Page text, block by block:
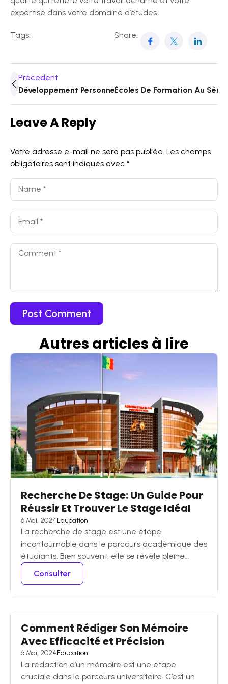
expertise dans votre domaine d’études.
Tags: Share:
Précédent
Développement Personnel Des Étudiants
Écoles De Formation Au
Leave A Reply
Votre adresse e-mail ne sera pas publiée. Les champs
obligatoires sont indiqués avec *
Autres articles à lire
Recherche De Stage: Un Guide Pour
Réussir Et Trouver Le Stage Idéal
6 Mai, 2024Education
La recherche de stage est une étape
incontournable dans le parcours académique des
étudiants. Bien souvent, elle se révèle pleine...
Consulter
Comment Rédiger Son Mémoire
Avec Efficacité et Précision
6 Mai, 2024Education
La rédaction d’un mémoire est une étape
cruciale dans le parcours universitaire. C’est un